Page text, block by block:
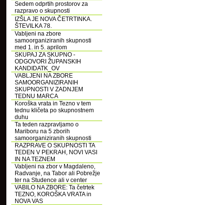
Sedem odprtih prostorov za
razpravo o skupnosti
IZŠLA JE NOVA ČETRTINKA.
ŠTEVILKA 78.
Vabljeni na zbore
samoorganiziranih skupnosti
med 1. in 5. aprilom
SKUPAJ ZA SKUPNO -
ODGOVORI ŽUPANSKIH
KANDIDATK_OV
VABLJENI NA ZBORE
SAMOORGANIZIRANIH
SKUPNOSTI V ZADNJEM
TEDNU MARCA
Koroška vrata in Tezno v tem
tednu kličeta po skupnostnem
duhu
Ta teden razpravljamo o
Mariboru na 5 zborih
samoorganiziranih skupnosti
RAZPRAVE O SKUPNOSTI TA
TEDEN V PEKRAH, NOVI VASI
IN NA TEZNEM
Vabljeni na zbor v Magdaleno,
Radvanje, na Tabor ali Pobrežje
ter na Studence ali v center
VABILO NA ZBORE: Ta četrtek
TEZNO, KOROŠKA VRATA in
NOVA VAS